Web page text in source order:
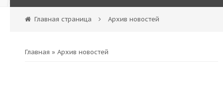
Главная страница Архив новостей
Главная » Архив новостей